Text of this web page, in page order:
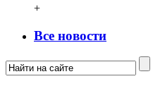
+
Все новости